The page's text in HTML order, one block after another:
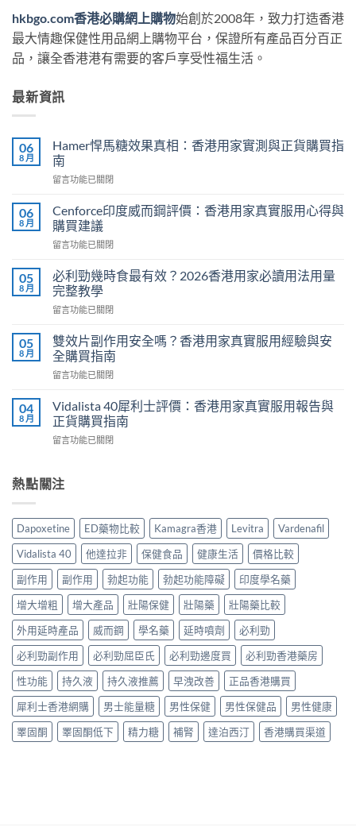
hkbgo.com香港必購網上購物始創於2008年，致力打造香港
最大情趣保健性用品網上購物平台，保證所有產品百分百正
品，讓全香港港有需要的客戶享受性福生活。
最新資訊
06
8 月
Hamer悍馬糖效果真相：香港用家實測與正貨購買指
南
在
悍
馬
糖
效
真
相：
香
港
家
實
與
貨
購
買
中
留言功能已關閉
06
8 月
Cenforce印度威而鋼評價：香港用家真實服用心得與
購買建議
在
印
度
威
而
評
價：
港
家
真
服
得
買
建
議〉
中
留言功能已關閉
05
8 月
必利勁幾時食最有效？2026香港用家必讀用法用量
完整教學
在
利
勁
幾
時
最
有
效？
2026
用
讀
用
法
用
完
整
教
學〉
中
留言功能已關閉
05
8 月
雙效片副作用安全嗎？香港用家真實服用經驗與安
全購買指南
在
效
片
副
作
全
港
用
真
服
用
經
驗
與
安
全
買
指
南〉
中
留言功能已關閉
04
8 月
Vidalista 40犀利士評價：香港用家真實服用報告與
正貨購買指南
在
犀
利
評
價：
香
港
用
家
真
實
服
用
報
告
正
貨
購
留言功能已關閉
熱點關注
Dapoxetine ED藥物比較 Kamagra香港 Levitra
Vardenafil
Vidalista 40
他達拉非 保健食品 健康生活
價格比較
副作用
副作用 勃起功能 勃起功能障礙
印度學名藥
增大增粗
增大產品 壯陽保健 壯陽藥
壯陽藥比較
外用延時產品
威而鋼 學名藥 延時噴劑
必利勁
必利勁副作用
必利勁屈臣氏 必利勁邊度買
必利勁香港藥房
性功能
持久液 持久液推薦 早洩改善
正品香港購買
犀利士香港網購
男士能量糖 男性保健 男性保健品
男性健康
睪固酮
睪固酮低下 精力糖 補腎 達泊西汀 香港購買渠道